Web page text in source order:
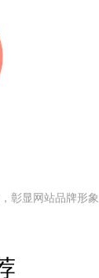
彰显网站品牌形象